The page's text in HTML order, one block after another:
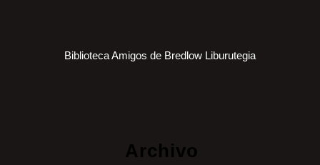
Biblioteca Amigos de Bredlow Liburutegia
Archivo